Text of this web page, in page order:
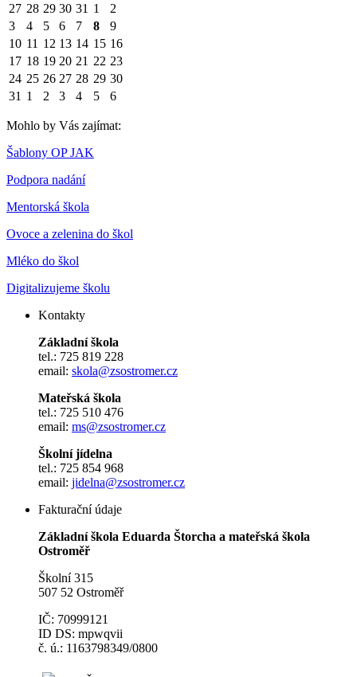
27 28 29 30 31 1
2
3
4 5 6 7 8
9
10 11 12 13 14 15 16
17 18 19 20 21 22 23
24 25 26 27 28 29 30
31 1 2 3 4 5 6
Mohlo by Vás zajímat:
Šablony OP JAK
Podpora nadání
Mentorská škola
Ovoce a zelenina do škol
Mléko do škol
Digitalizujeme školu
Kontakty
Základní škola
tel.: 725 819 228
email: skola@zsostromer.cz
Mateřská škola
tel.: 725 510 476
email: ms@zsostromer.cz
Školní jídelna
tel.: 725 854 968
email: jidelna@zsostromer.cz
Fakturační údaje
Základní škola Eduarda Štorcha a mateřská škola
Ostroměř
Školní 315
507 52 Ostroměř
IČ: 70999121
ID DS: mpwqvii
č. ú.: 1163798349/0800